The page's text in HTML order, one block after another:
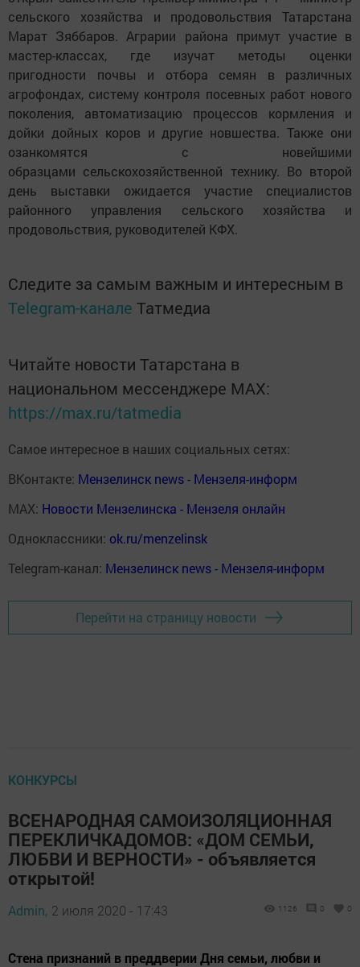
сельского хозяйства и продовольствия Татарстана
Марат Зяббаров. Аграрии района примут участие в
мастер-классах, где изучат методы оценки
пригодности почвы и отбора семян в различных
агрофондах, систему контроля посевных работ нового
поколения, автоматизацию процессов кормления и
дойки дойных коров и другие новшества. Также они
озанкомятся с новейшими
образцами сельскохозяйственной технику. Во второй
день выставки ожидается участие специалистов
районного управления сельского хозяйства и
продовольствия, руководителей КФХ.
Следите за самым важным и интересным в
Telegram-канале Татмедиа
Читайте новости Татарстана в
национальном мессенджере MАХ:
https://max.ru/tatmedia
Самое интересное в наших социальных сетях:
ВКонтакте: Мензелинск news - Мензеля-информ
MAX: Новости Мензелинска - Мензеля онлайн
Одноклассники: ok.ru/menzelinsk
Telegram-канал: Мензелинск news - Мензеля-информ
Перейти на страницу новости
КОНКУРСЫ
ВСЕНАРОДНАЯ САМОИЗОЛЯЦИОННАЯ
ПЕРЕКЛИЧКАДОМОВ: «ДОМ СЕМЬИ,
ЛЮБВИ И ВЕРНОСТИ» - объявляется
открытой!
Admin, 2 июля 2020 - 17:43 1126 0 0
Стена признаний в преддверии Дня семьи, любви и